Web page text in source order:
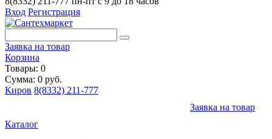
Вход Регистрация
Заявка на товар
Корзина
Товары: 0
Сумма: 0 руб.
Киров 8(8332) 211-777
Заявка на товар
Каталог